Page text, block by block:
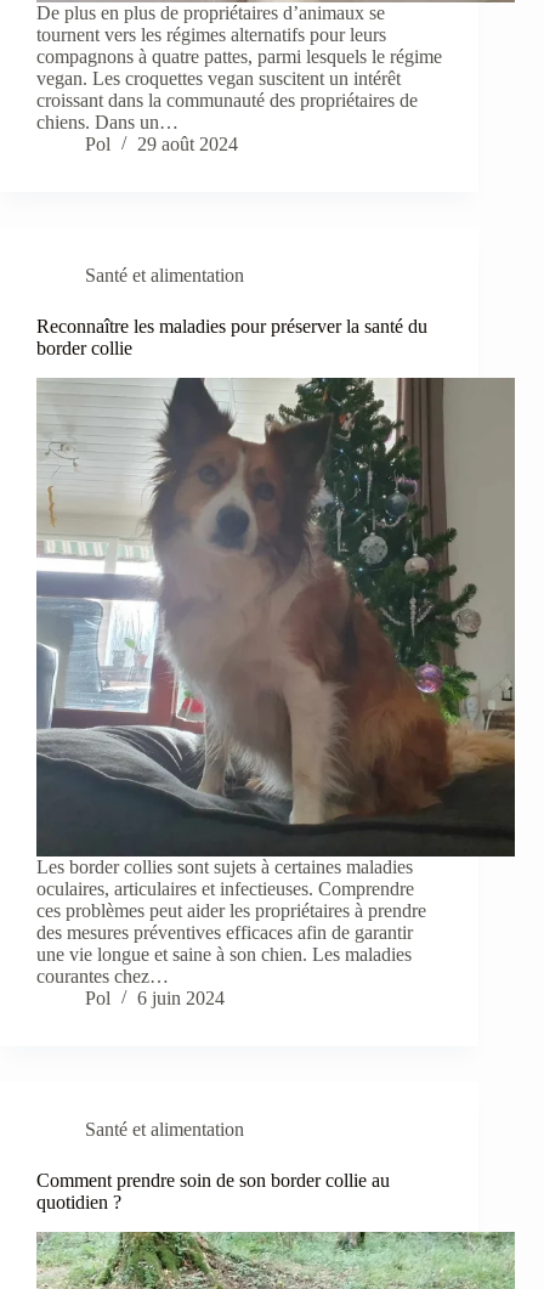
De plus en plus de propriétaires d’animaux se
tournent vers les régimes alternatifs pour leurs
compagnons à quatre pattes, parmi lesquels le régime
vegan. Les croquettes vegan suscitent un intérêt
croissant dans la communauté des propriétaires de
chiens. Dans un…
Pol
29 août 2024
Santé et alimentation
Reconnaître les maladies pour préserver la santé du
border collie
Les border collies sont sujets à certaines maladies
oculaires, articulaires et infectieuses. Comprendre
ces problèmes peut aider les propriétaires à prendre
des mesures préventives efficaces afin de garantir
une vie longue et saine à son chien. Les maladies
courantes chez…
Pol
6 juin 2024
Santé et alimentation
Comment prendre soin de son border collie au
quotidien ?